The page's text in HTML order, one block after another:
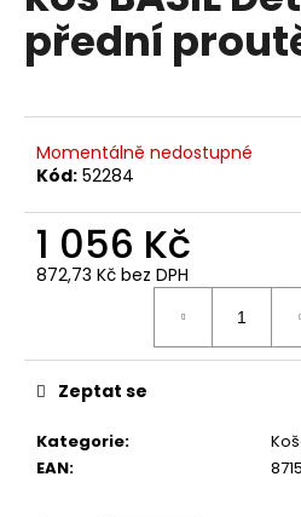
5
přední
Momentálně nedostupné
Kód: 52284
1 056 Kč
872,73 Kč bez DPH
Kategorie:
EAN:
Zeptat se
n
a
t
?
HLEDAT
D
o
p